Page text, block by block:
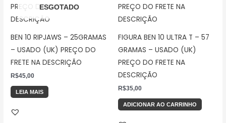
ESGOTADO
BEN 10 RIPJAWS – 25GRAMAS
– USADO (UK) PREÇO DO
FRETE NA DESCRIÇÃO
R$45,00
LEIA MAIS
FIGURA BEN 10 ULTRA T – 57
GRAMAS – USADO (UK)
PREÇO DO FRETE NA
DESCRIÇÃO
R$35,00
ADICIONAR AO CARRINHO